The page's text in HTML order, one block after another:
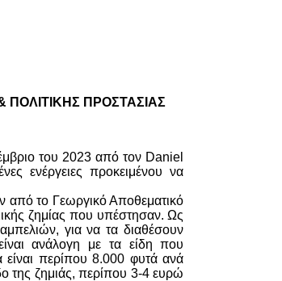
ΠΡΟΣΤΑΣΙΑΣ
του 2023 από τον Daniel
ενέργειες προκειμένου να
από το Γεωργικό Αποθεματικό
ζημίας που υπέστησαν. Ως
για να τα διαθέσουν
ανάλογη με τα είδη που
είναι περίπου 8.000 φυτά ανά
της ζημιάς, περίπου 3-4 ευρώ